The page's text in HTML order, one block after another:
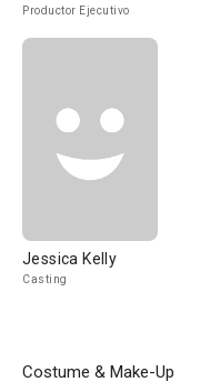
Productor Ejecutivo
Jessica Kelly
Casting
Costume & Make-Up